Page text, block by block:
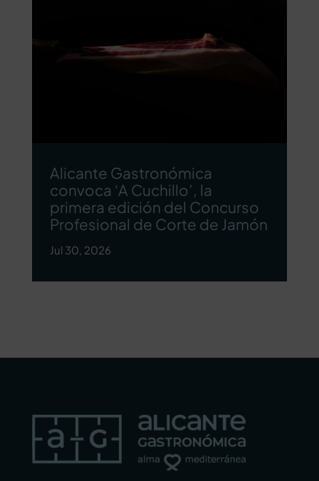
Alicante Gastronómica
convoca ‘A Cuchillo’, la
primera edición del Concurso
Profesional de Corte de Jamón
Jul 30, 2026